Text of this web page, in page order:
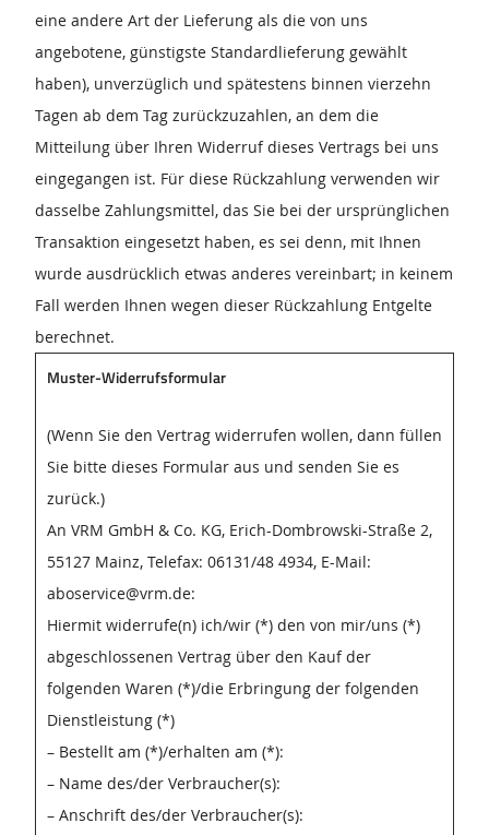
eine andere Art der Lieferung als die von uns
angebotene, günstigste Standardlieferung gewählt
haben), unverzüglich und spätestens binnen vierzehn
Tagen ab dem Tag zurückzuzahlen, an dem die
Mitteilung über Ihren Widerruf dieses Vertrags bei uns
eingegangen ist. Für diese Rückzahlung verwenden wir
dasselbe Zahlungsmittel, das Sie bei der ursprünglichen
Transaktion eingesetzt haben, es sei denn, mit Ihnen
wurde ausdrücklich etwas anderes vereinbart; in keinem
Fall werden Ihnen wegen dieser Rückzahlung Entgelte
berechnet.
Muster-Widerrufsformular
(Wenn Sie den Vertrag widerrufen wollen, dann füllen
Sie bitte dieses Formular aus und senden Sie es
zurück.)
An VRM GmbH & Co. KG, Erich-Dombrowski-Straße 2,
55127 Mainz, Telefax: 06131/48 4934, E-Mail:
aboservice@vrm.de:
Hiermit widerrufe(n) ich/wir (*) den von mir/uns (*)
abgeschlossenen Vertrag über den Kauf der
folgenden Waren (*)/die Erbringung der folgenden
Dienstleistung (*)
– Bestellt am (*)/erhalten am (*):
– Name des/der Verbraucher(s):
– Anschrift des/der Verbraucher(s):